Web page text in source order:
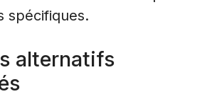
spécifiques.
alternatifs